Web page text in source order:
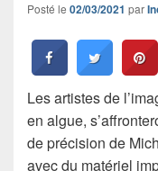
Posté le 02/03/2021 par
Les artistes de
en algue,
de précision de
avec du matériel